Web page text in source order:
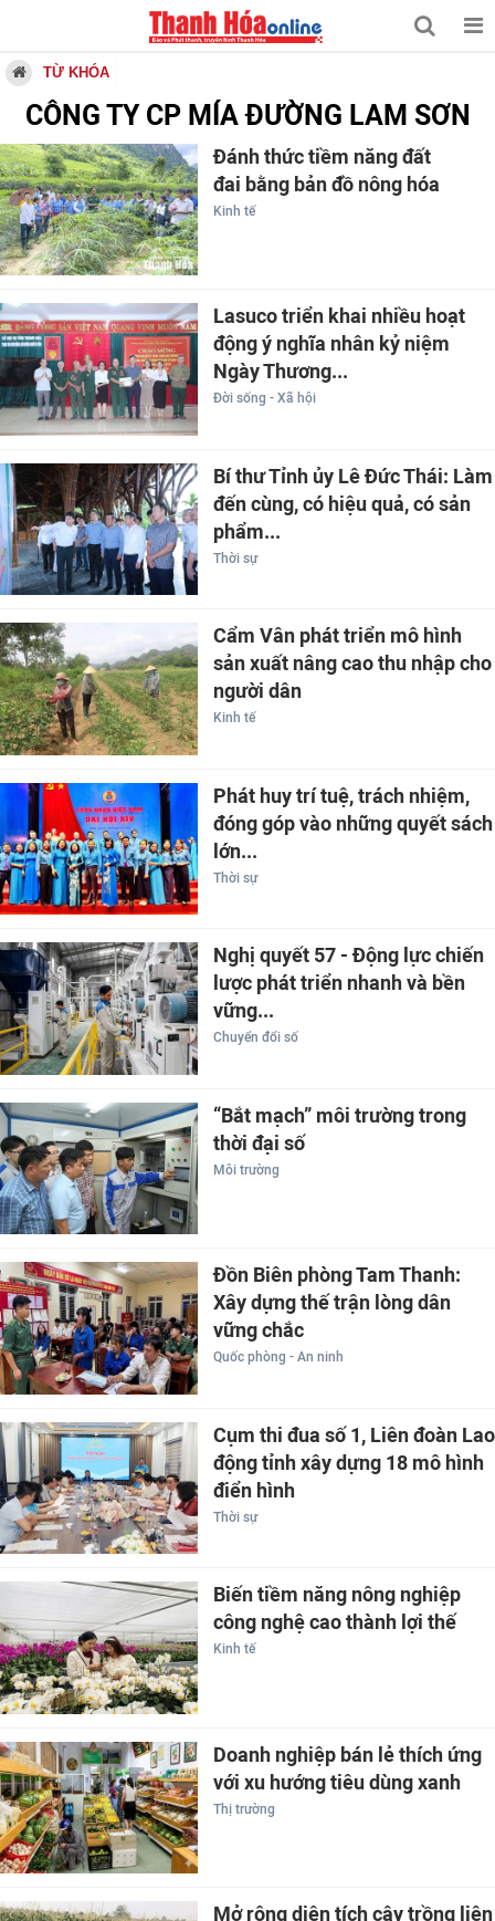
TỪ KHÓA
CÔNG TY CP MÍA ĐƯỜNG LAM SƠN
Đánh thức tiềm năng đất
đai bằng bản đồ nông hóa
Kinh tế
Lasuco triển khai nhiều hoạt
động ý nghĩa nhân kỷ niệm
Ngày Thương...
Đời sống - Xã hội
Bí thư Tỉnh ủy Lê Đức Thái: Làm
đến cùng, có hiệu quả, có sản
phẩm...
Thời sự
Cẩm Vân phát triển mô hình
sản xuất nâng cao thu nhập cho
người dân
Kinh tế
Phát huy trí tuệ, trách nhiệm,
đóng góp vào những quyết sách
lớn...
Thời sự
Nghị quyết 57 - Động lực chiến
lược phát triển nhanh và bền
vững...
Chuyển đổi số
“Bắt mạch” môi trường trong
thời đại số
Môi trường
Đồn Biên phòng Tam Thanh:
Xây dựng thế trận lòng dân
vững chắc
Quốc phòng - An ninh
Cụm thi đua số 1, Liên đoàn Lao
động tỉnh xây dựng 18 mô hình
điển hình
Thời sự
Biến tiềm năng nông nghiệp
công nghệ cao thành lợi thế
Kinh tế
Doanh nghiệp bán lẻ thích ứng
với xu hướng tiêu dùng xanh
Thị trường
Mở rộng diện tích cây trồng liên